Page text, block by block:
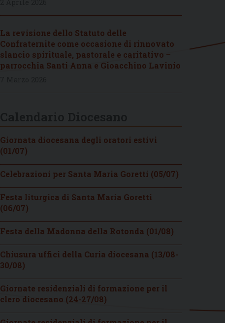
La revisione dello Statuto delle
Confraternite come occasione di rinnovato
slancio spirituale, pastorale e caritativo –
parrocchia Santi Anna e Gioacchino Lavinio
Giornata diocesana degli oratori estivi
(01/07)
Celebrazioni per Santa Maria Goretti (05/07)
Festa liturgica di Santa Maria Goretti
(06/07)
Festa della Madonna della Rotonda (01/08)
Chiusura uffici della Curia diocesana (13/08-
30/08)
Giornate residenziali di formazione per il
clero diocesano (24-27/08)